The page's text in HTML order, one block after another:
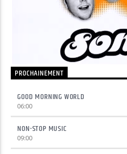
Yellow Riviera
Yellow Party
PROCHAINEMENT
GOOD MORNING WORLD
06:00
NON-STOP MUSIC
09:00